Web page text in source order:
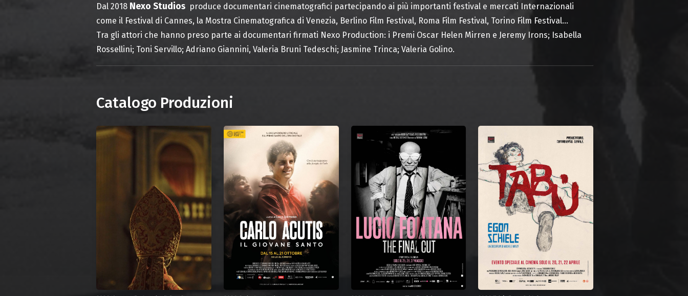
Dal 2018 Nexo Studios produce documentari cinematografici partecipando ai più importanti festival e mercati Internazionali
come il Festival di Cannes, la Mostra Cinematografica di Venezia, Berlino Film Festival, Roma Film Festival, Torino Film Festival…
Tra gli attori che hanno preso parte ai documentari firmati Nexo Production: i Premi Oscar Helen Mirren e Jeremy Irons; Isabella
Rossellini; Toni Servillo; Adriano Giannini, Valeria Bruni Tedeschi; Jasmine Trinca; Valeria Golino.
Catalogo Produzioni